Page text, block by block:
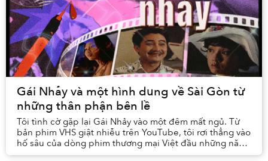
Gái Nhảy và một hình dung về Sài Gòn từ
những thân phận bên lề
Tôi tình cờ gặp lại Gái Nhảy vào một đêm mất ngủ. Từ
bản phim VHS giật nhiễu trên YouTube, tôi rơi thẳng vào
hố sâu của dòng phim thương mại Việt đầu những năm
2000, đặc biệt là thế giới điện ảnh của ...